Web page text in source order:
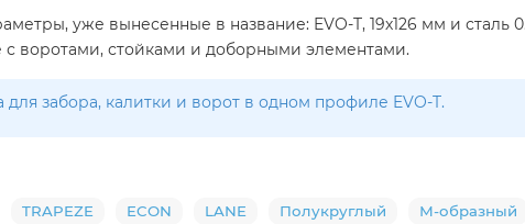
уже вынесенные в название: EVO-T, 19х126 мм и
с воротами, стойками и доборными элементами.
забора, калитки и ворот в одном профиле EVO-T.
TRAPEZE ECON LANE Полукруглый М-образный